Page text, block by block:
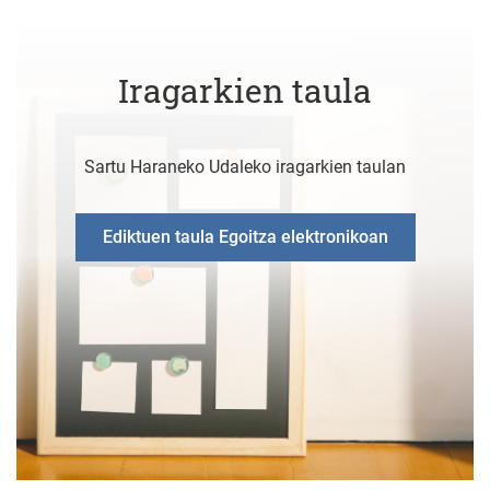
Iragarkien taula
Sartu Haraneko Udaleko iragarkien taulan
Ediktuen taula Egoitza elektronikoan